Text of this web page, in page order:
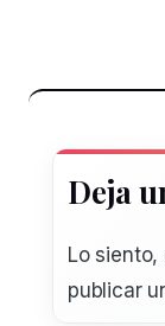
Deja
Lo
publicar